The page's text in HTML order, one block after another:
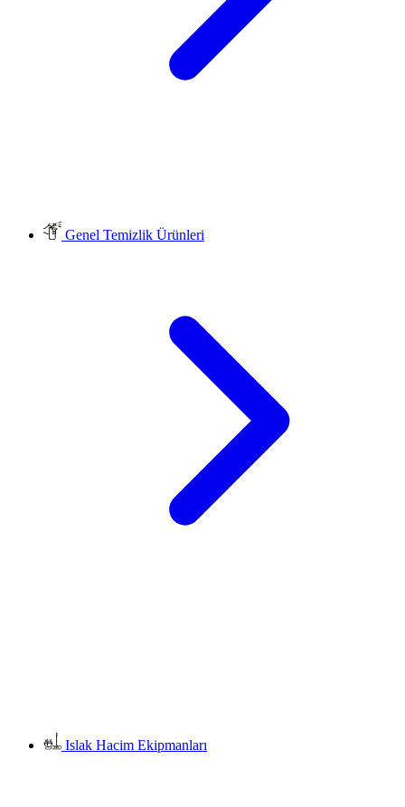
Genel Temizlik Ürünleri
Islak Hacim Ekipmanları